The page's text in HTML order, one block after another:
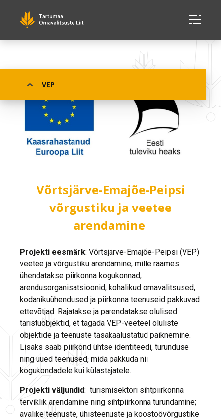
VEP
Võrtsjärve-Emajõe-Peipsi
võrgustiku ja veetee
arendamine
Projekti eesmärk: Võrtsjärve-Emajõe-Peipsi (VEP)
veetee ja võrgustiku arendamine, mille raames
ühendatakse piirkonna kogukonnad,
arendusorganisatsioonid, kohalikud omavalitsused,
kodanikuühendused ja piirkonna teenuseid pakkuvad
ettevõtjad. Rajatakse ja parendatakse olulised
taristuobjektid, et tagada VEP-veeteel oluliste
objektide ja teenuste tasakaalustatud paiknemine.
Lisaks saab piirkond ühtse identiteedi, turunduse
ning uued teenused, mida pakkuda nii
kogukondadele kui külastajatele.
Projekti väljundid: turismisektori sihtpiirkonna
terviklik arendamine ning sihtpiirkonna turundamine;
avalike teenuste, ühisteenuste ja koostöövõrgustike